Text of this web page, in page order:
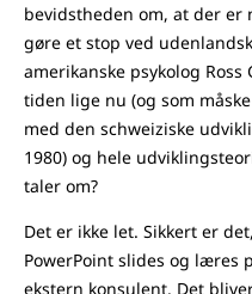
bevidstheden om, at der er
gøre et stop ved
amerikanske psykolog Ross
tiden lige nu (og som
med den schweiziske
1980) og hele
taler om?
Det er ikke let. Sikkert er
PowerPoint slides og læres
ekstern konsulent. Det